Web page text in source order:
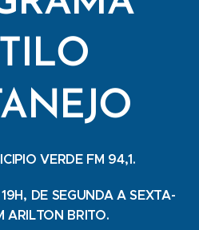
VERDE FM 94,1.
DE SEGUNDA A SEXTA-
ARILTON BRITO.